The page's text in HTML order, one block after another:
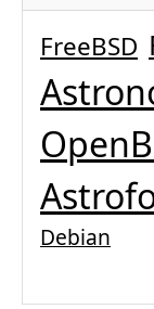
FreeBSD
Debian